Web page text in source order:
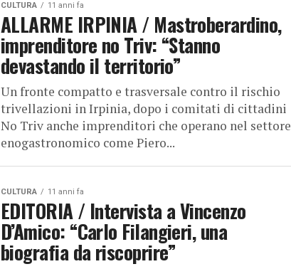
CULTURA 11 anni fa
ALLARME IRPINIA / Mastroberardino,
imprenditore no Triv: “Stanno
devastando il territorio”
Un fronte compatto e trasversale contro il rischio
trivellazioni in Irpinia, dopo i comitati di cittadini
No Triv anche imprenditori che operano nel settore
enogastronomico come Piero...
CULTURA 11 anni fa
EDITORIA / Intervista a Vincenzo
D’Amico: “Carlo Filangieri, una
biografia da riscoprire”